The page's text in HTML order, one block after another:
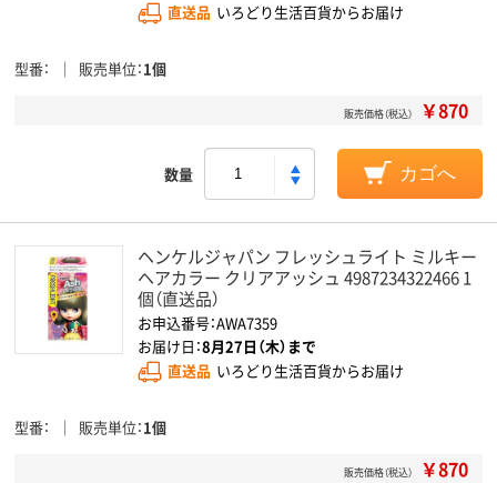
直送品 いろどり生活百貨からお届け
型番 販売単位 1個
販売価格（税込） ￥870
数量 カゴへ
ヘンケルジャパン フレッシュライト ミルキー
ヘアカラー クリアアッシュ 4987234322466 1
個（直送品）
お申込番号：AWA7359
お届け日：8月27日（木）まで
直送品 いろどり生活百貨からお届け
型番 販売単位 1個
販売価格（税込） ￥870